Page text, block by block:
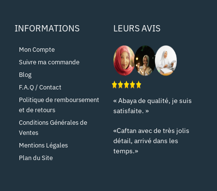
INFORMATIONS
Mon Compte
Suivre ma commande
Blog
F.A.Q / Contact
Politique de remboursement
et de retours
Conditions Générales de
Ventes
Mentions Légales
Plan du Site
LEURS AVIS
« Abaya de qualité, je suis
satisfaite. »
«Caftan avec de très jolis
détail, arrivé dans les
temps.»